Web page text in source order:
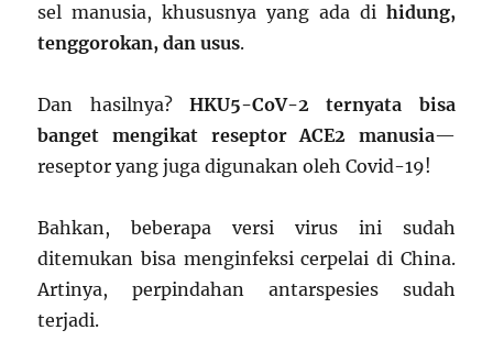
sel manusia, khususnya yang ada di hidung,
tenggorokan, dan usus.
Dan hasilnya? HKU5-CoV-2 ternyata bisa
banget mengikat reseptor ACE2 manusia—
reseptor yang juga digunakan oleh Covid-19!
Bahkan, beberapa versi virus ini sudah
ditemukan bisa menginfeksi cerpelai di China.
Artinya, perpindahan antarspesies sudah
terjadi.